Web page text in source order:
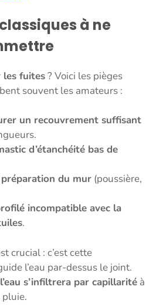
à ne
les fuites? Voici les pièges
souvent les amateurs :
un recouvrement suffisant
d’étanchéité bas de
du mur (poussière,
incompatible avec la
.
crucial : c’est cette
l’eau par-dessus le joint.
l’eau s’infiltrera par capillarité à
pluie.